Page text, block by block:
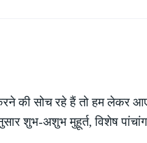
की सोच रहे हैं तो हम लेकर
शुभ-अशुभ मुहूर्त, विशेष